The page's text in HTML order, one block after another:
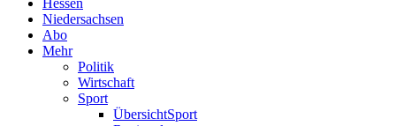
Hessen
Niedersachsen
Abo
Mehr
Politik
Wirtschaft
Sport
ÜbersichtSport